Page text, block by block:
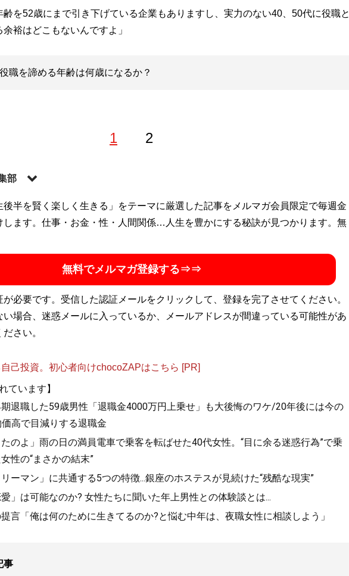
齢を52歳にまで引き下げている企業もありますし、実力のない40、50代に役職と
裕はどこもないんですよ」
役職を諦める年齢は何歳になるか？
1 2
部
後半を賢く楽しく生きる」をテーマに厳選した記事をメルマガ会員限定で毎週金
します。仕事・お金・性・人間関係…人生を豊かにする秘訣が見つかります。無
無料でメルマガ登録する⇒⇒
必要です。受信した認証メールをクリックして、登録を完了させてください。
場合、迷惑メールに入っているか、メールアドレスが間違っている可能性があ
さい。
己投資。初心者向けchocoZAPはこちら [PR]
ています】
退職した59歳男性「退職金4000万円上乗せ」も大後悔のワケ/20年後には今の
高で目減りする退職金
のよ」雨の日の満員電車で乗客を転ばせた40代女性。“目に余る迷惑行為”で乗
性の“まさかの結末”
ーマン」に共通する5つの特徴...銀座のホステスが見続けた“残酷な現実”
」は可能なのか? 女性たちに聞いた年上男性との体験談とは...
言「俺は何のために生きてるのか?と悩む中年は、夜職女性に相談しよう」
事